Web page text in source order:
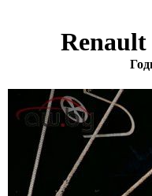
Renault